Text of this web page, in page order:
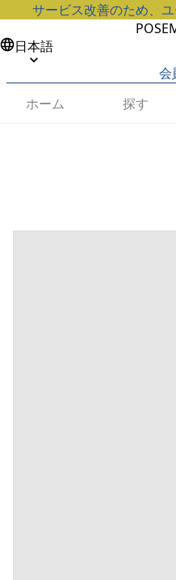
サービス改善のため、
日本語
会
ホーム
探す